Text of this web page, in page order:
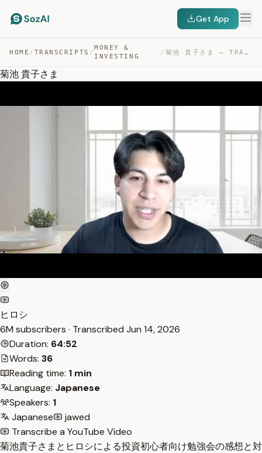
Get App
HOME / TRANSCRIPTS /
MONEY &
INVESTING
/ 菊池 貴子さま — TRANSCRIPT
菊池 貴子さま
ヒロシ
6M subscribers · Transcribed Jun 14, 2026
Duration: 64:52
Words: 36
Reading time: 1 min
Language: Japanese
Speakers: 1
Japanese
jawed
Transcribe a YouTube Video
菊池貴子さまとヒロシによる投資初心者向け勉強会の感想と対